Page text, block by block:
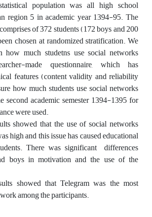
population was all high school
region 5 in academic year 1394-95. The
of 372 students (172 boys and 200
chosen at randomized stratification. We
how much studetns use social networks
made questionnaire, which has
features (content validity and reliability
how much students use social networks
second academic semester 1394-1395 for
were used.
showed that the use of social networks
high and this issue has caused educational
There was significant differences
boys in motivation and the use of the
showed that Telegram was the most
among the participants.